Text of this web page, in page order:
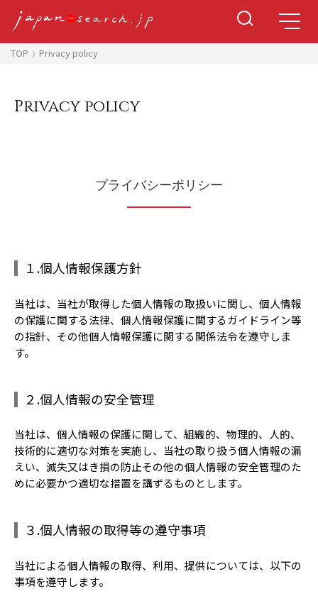
TOP Privacy policy
Privacy policy
プライバシーポリシー
１.個人情報保護方針
当社は、当社が取得した個人情報の取扱いに関し、個人情報
の保護に関する法律、個人情報保護に関するガイドライン等
の指針、その他個人情報保護に関する関係法令を遵守しま
す。
２.個人情報の安全管理
当社は、個人情報の保護に関して、組織的、物理的、人的、
技術的に適切な対策を実施し、当社の取り扱う個人情報の漏
えい、滅失又はき損の防止その他の個人情報の安全管理のた
めに必要かつ適切な措置を講ずるものとします。
３.個人情報の取得等の遵守事項
当社による個人情報の取得、利用、提供については、以下の
事項を遵守します。